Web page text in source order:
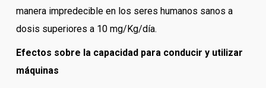
manera impredecible en los seres humanos sanos a
dosis superiores a 10 mg/Kg/día.
Efectos sobre la capacidad para conducir y utilizar
máquinas